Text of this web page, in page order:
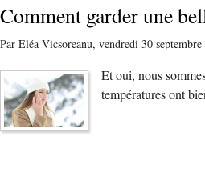
Comment garder une
Par Eléa Vicsoreanu, vendredi 30 septembre
Et oui, nous
températures ont